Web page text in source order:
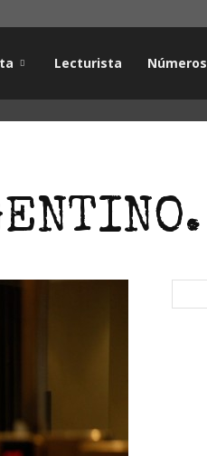
Lecturista Números